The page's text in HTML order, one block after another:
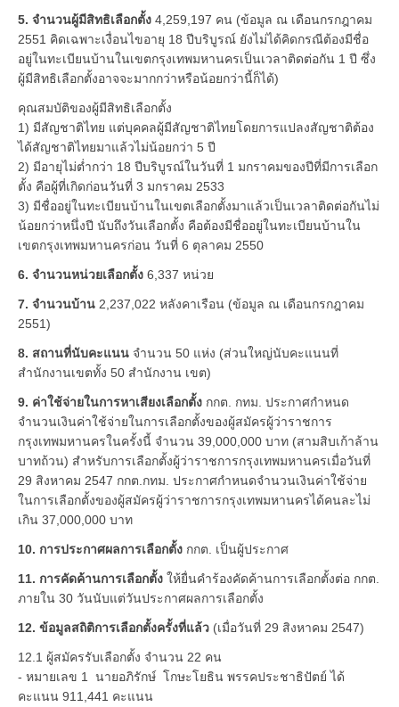
5. จำนวนผู้มีสิทธิเลือกตั้ง 4,259,197 คน (ข้อมูล ณ เดือนกรกฎาคม
2551 คิดเฉพาะเงื่อนไขอายุ 18 ปีบริบูรณ์ ยังไม่ได้คิดกรณีต้องมีชื่อ
อยู่ในทะเบียนบ้านในเขตกรุงเทพมหานครเป็นเวลาติดต่อกัน 1 ปี ซึ่ง
ผู้มีสิทธิเลือกตั้งอาจจะมากกว่าหรือน้อยกว่านี้ก็ได้)
คุณสมบัติของผู้มีสิทธิเลือกตั้ง
1) มีสัญชาติไทย แต่บุคคลผู้มีสัญชาติไทยโดยการแปลงสัญชาติต้อง
ได้สัญชาติไทยมาแล้วไม่น้อยกว่า 5 ปี
2) มีอายุไม่ต่ำกว่า 18 ปีบริบูรณ์ในวันที่ 1 มกราคมของปีที่มีการเลือก
ตั้ง คือผู้ที่เกิดก่อนวันที่ 3 มกราคม 2533
3) มีชื่ออยู่ในทะเบียนบ้านในเขตเลือกตั้งมาแล้วเป็นเวลาติดต่อกันไม่
น้อยกว่าหนึ่งปี นับถึงวันเลือกตั้ง คือต้องมีชื่ออยู่ในทะเบียนบ้านใน
เขตกรุงเทพมหานครก่อน วันที่ 6 ตุลาคม 2550
6. จำนวนหน่วยเลือกตั้ง 6,337 หน่วย
7. จำนวนบ้าน 2,237,022 หลังคาเรือน (ข้อมูล ณ เดือนกรกฎาคม
2551)
8. สถานที่นับคะแนน จำนวน 50 แห่ง (ส่วนใหญ่นับคะแนนที่
สำนักงานเขตทั้ง 50 สำนักงาน เขต)
9. ค่าใช้จ่ายในการหาเสียงเลือกตั้ง กกต. กทม. ประกาศกำหนด
จำนวนเงินค่าใช้จ่ายในการเลือกตั้งของผู้สมัครผู้ว่าราชการ
กรุงเทพมหานครในครั้งนี้ จำนวน 39,000,000 บาท (สามสิบเก้าล้าน
บาทถ้วน) สำหรับการเลือกตั้งผู้ว่าราชการกรุงเทพมหานครเมื่อวันที่
29 สิงหาคม 2547 กกต.กทม. ประกาศกำหนดจำนวนเงินค่าใช้จ่าย
ในการเลือกตั้งของผู้สมัครผู้ว่าราชการกรุงเทพมหานครได้คนละไม่
เกิน 37,000,000 บาท
10. การประกาศผลการเลือกตั้ง กกต. เป็นผู้ประกาศ
11. การคัดค้านการเลือกตั้ง ให้ยื่นคำร้องคัดค้านการเลือกตั้งต่อ กกต.
ภายใน 30 วันนับแต่วันประกาศผลการเลือกตั้ง
12. ข้อมูลสถิติการเลือกตั้งครั้งที่แล้ว (เมื่อวันที่ 29 สิงหาคม 2547)
12.1 ผู้สมัครรับเลือกตั้ง จำนวน 22 คน
- หมายเลข 1 นายอภิรักษ์ โกษะโยธิน พรรคประชาธิปัตย์ ได้
คะแนน 911,441 คะแนน